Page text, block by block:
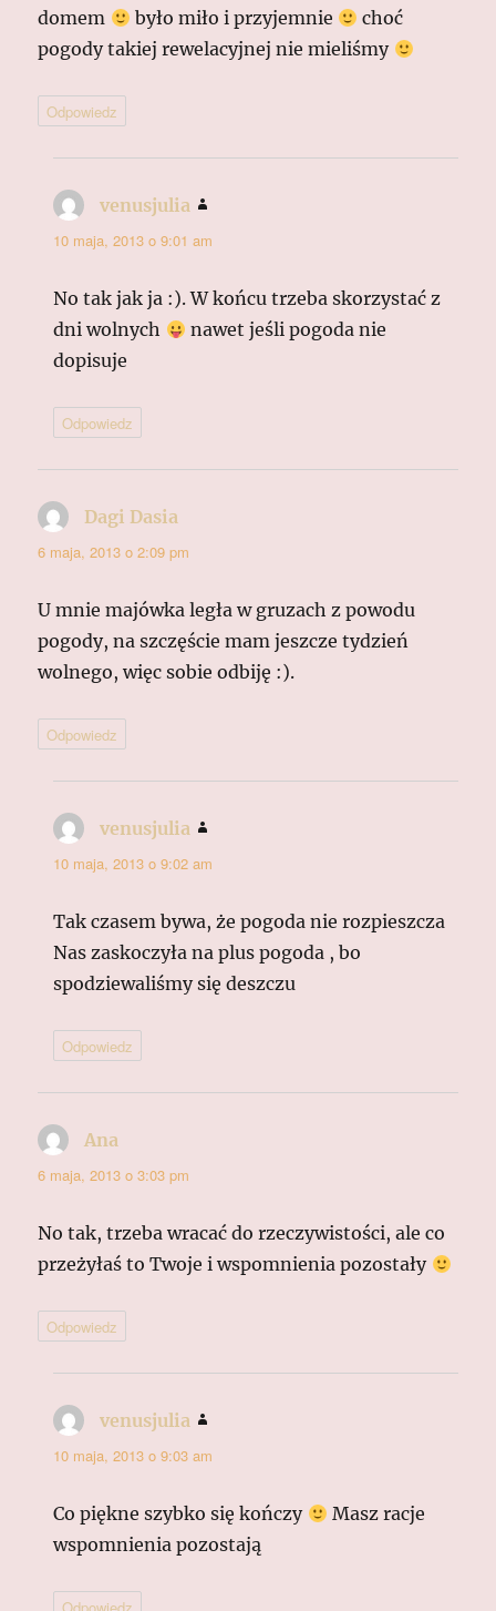
domem
było miło i przyjemnie
choć
pogody takiej rewelacyjnej nie mieliśmy
Odpowiedz
venusjulia
10 maja, 2013 o 9:01 am
No tak jak ja :). W końcu trzeba skorzystać z
dni wolnych
nawet jeśli pogoda nie
dopisuje
Odpowiedz
Dagi Dasia
6 maja, 2013 o 2:09 pm
U mnie majówka legła w gruzach z powodu
pogody, na szczęście mam jeszcze tydzień
wolnego, więc sobie odbiję :).
Odpowiedz
venusjulia
10 maja, 2013 o 9:02 am
Tak czasem bywa, że pogoda nie rozpieszcza
Nas zaskoczyła na plus pogoda , bo
spodziewaliśmy się deszczu
Odpowiedz
Ana
6 maja, 2013 o 3:03 pm
No tak, trzeba wracać do rzeczywistości, ale co
przeżyłaś to Twoje i wspomnienia pozostały
Odpowiedz
venusjulia
10 maja, 2013 o 9:03 am
Co piękne szybko się kończy
Masz racje
wspomnienia pozostają